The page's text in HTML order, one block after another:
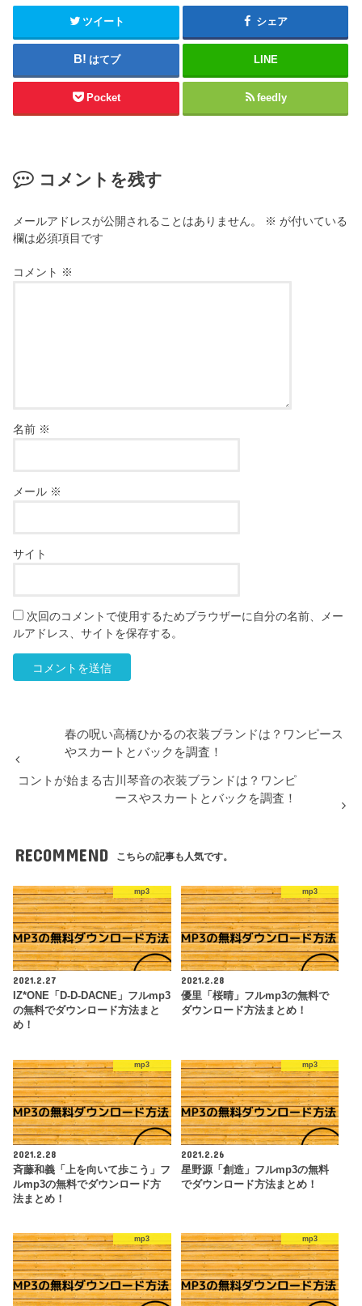
ツイート シェア
はてブ LINE
Pocket feedly
コメントを残す
メールアドレスが公開されることはありません。 ※ が付いている
欄は必須項目です
コメント ※
名前 ※
メール ※
サイト
次回のコメントで使用するためブラウザーに自分の名前、メー
ルアドレス、サイトを保存する。
春の呪い高橋ひかるの衣装ブランドは？ワンピース
やスカートとバックを調査！
コントが始まる古川琴音の衣装ブランドは？ワンピ
ースやスカートとバックを調査！
RECOMMEND こちらの記事も人気です。
mp3
2021.2.27
IZ*ONE「D-D-DACNE」フルmp3
の無料でダウンロード方法まと
め！
mp3
2021.2.28
優里「桜晴」フルmp3の無料で
ダウンロード方法まとめ！
mp3
2021.2.28
斉藤和義「上を向いて歩こう」フ
ルmp3の無料でダウンロード方
法まとめ！
mp3
2021.2.26
星野源「創造」フルmp3の無料
でダウンロード方法まとめ！
mp3 mp3